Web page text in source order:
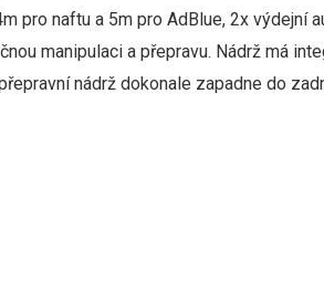
pro naftu a 5m pro AdBlue, 2x výdejní
manipulaci a přepravu. Nádrž má
nádrž dokonale zapadne do